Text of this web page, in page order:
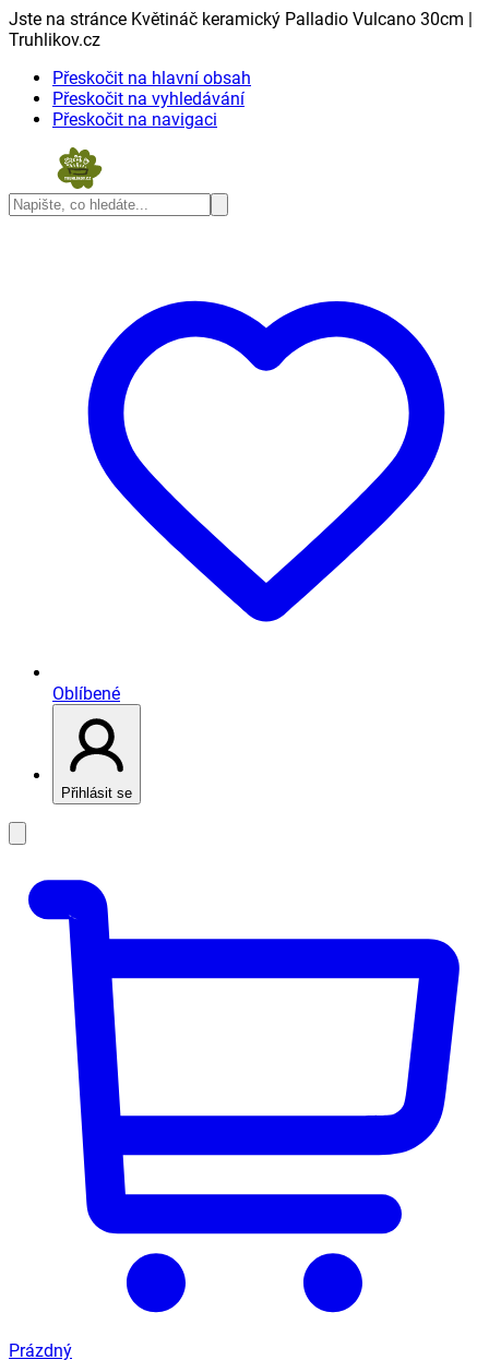
Jste na stránce Květináč keramický Palladio Vulcano 30cm |
Truhlikov.cz
Přeskočit na hlavní obsah
Přeskočit na vyhledávání
Přeskočit na navigaci
Oblíbené
Přihlásit se
Prázdný